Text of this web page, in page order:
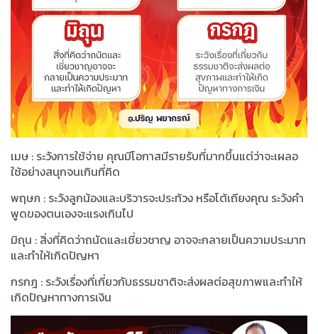
เมษ : ระวังการใช้จ่าย คุณมีโอกาสมีรายรับที่มากขึ้นแต่ว่าจะเผลอ
ใช้อย่างสนุกจนเกินที่คิด
พฤษภ : ระวังลูกน้องและบริวารจะประท้วง หรือโต้เถียงคุณ ระวังคำ
พูดของตนเองจะแรงเกินไป
มิถุน : สิ่งที่คิดว่าถนัดและเชี่ยวชาญ อาจจะกลายเป็นความประมาท
และทำให้เกิดปัญหา
กรกฎ : ระวังเรื่องที่เกี่ยวกับธรรมชาติจะส่งผลต่อสุขภาพและทำให้
เกิดปัญหาทางการเงิน